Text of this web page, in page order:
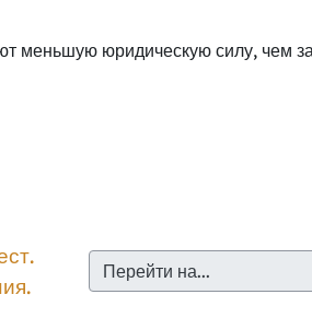
меньшую юридическую силу, чем
Перейти на...